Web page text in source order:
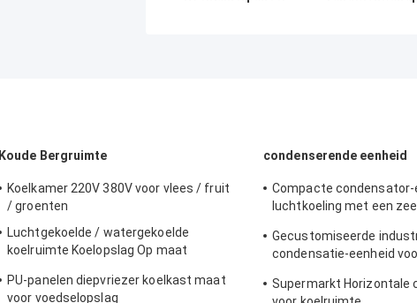
Koude Bergruimte
Koelkamer 220V 380V voor vlees / fruit
/ groenten
Luchtgekoelde / watergekoelde
koelruimte Koelopslag Op maat
PU-panelen diepvriezer koelkast maat
voor voedselopslag
condenserende eenheid
Compacte condensator-
luchtkoeling met een
Gecustomiseerde
condensatie-eenheid
Supermarkt Horizontale